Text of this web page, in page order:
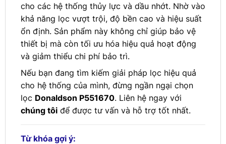
cho các hệ thống thủy lực và dầu nhớt. Nhờ vào
khả năng lọc vượt trội, độ bền cao và hiệu suất
ổn định. Sản phẩm này không chỉ giúp bảo vệ
thiết bị mà còn tối ưu hóa hiệu quả hoạt động
và giảm thiểu chi phí bảo trì.
Nếu bạn đang tìm kiếm giải pháp lọc hiệu quả
cho hệ thống của mình, đừng ngần ngại chọn
lọc Donaldson P551670. Liên hệ ngay với
chúng tôiđể được tư vấn và hỗ trợ tốt nhất.
Từ khóa gợi ý: